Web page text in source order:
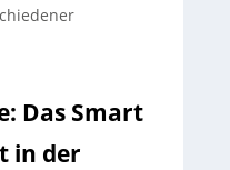
Das Smart
in der